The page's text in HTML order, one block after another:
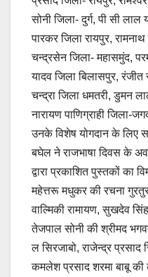
सोनी जिला- दुर्ग, पी सी लाल
पारकर जिला रायपुर,
चन्द्रसेन जिला- महासमुंद,
यादव जिला बिलासपुर,
चन्द्रा जिला धमतरी, डुमन
नारायण पाणिग्राही जिला-
उनके विशेष योगदान के लिए
बघेल ने राजभाषा दिवस के
द्वारा प्रकाशित पुस्तकों का
महेत्तरू मधुकर की रचना
वाल्मिकी रामायण, सुखदेव
तेजपाल सोनी की श्रीमद
ल सिरजाबो, राजेन्द्र प्रसाद
कमलेश प्रसाद शरमा बाबू